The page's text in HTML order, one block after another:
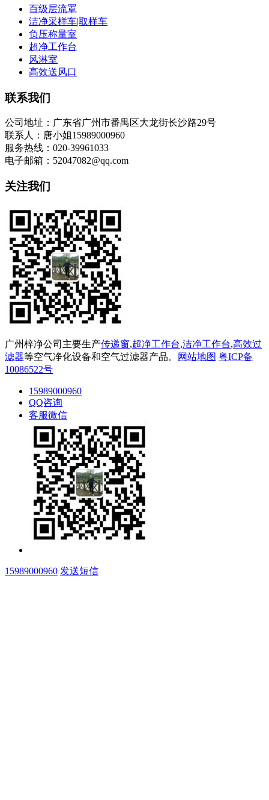
百级层流罩
洁净采样车|取样车
负压称量室
超净工作台
风淋室
高效送风口
联系我们
公司地址：广东省广州市番禺区大龙街长沙路29号
联系人：唐小姐15989000960
服务热线：020-39961033
电子邮箱：52047082@qq.com
关注我们
广州梓净公司主要生产传递窗,超净工作台,洁净工作台,高效过
滤器等空气净化设备和空气过滤器产品。 网站地图 粤ICP备
10086522号
15989000960
QQ咨询
客服微信
15989000960 发送短信